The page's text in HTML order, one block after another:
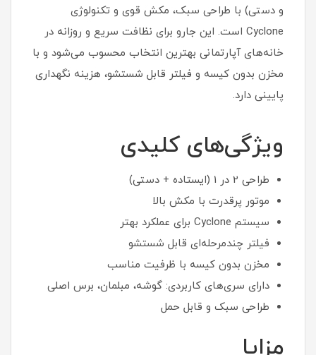
و دستی) با طراحی سبک، مکش قوی و تکنولوژی
Cyclone است. این جارو برای نظافت سریع و روزانه در
خانه‌های آپارتمانی بهترین انتخاب محسوب می‌شود و با
مخزن بدون کیسه و فیلتر قابل شستشو، هزینه نگهداری
پایینی دارد.
ویژگی‌های کلیدی
طراحی 2 در 1 (ایستاده + دستی)
موتور پرقدرت با مکش بالا
سیستم Cyclone برای عملکرد بهتر
فیلتر چندمرحله‌ای قابل شستشو
مخزن بدون کیسه با ظرفیت مناسب
دارای سری‌های کاربردی: گوشه، مبلمان، برس اصلی
طراحی سبک و قابل حمل
مزایا